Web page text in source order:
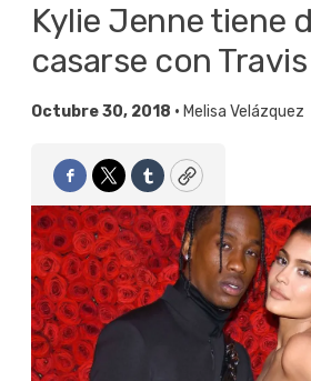
Kylie Jenne tiene
casarse con
Octubre 30, 2018 • Melisa Velázquez
Facebook
TwitterTumblrCopy